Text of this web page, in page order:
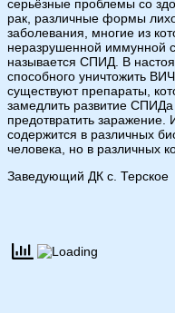
серьёзные проблемы со
рак, различные формы
заболевания, многие из
неразрушенной иммунной
называется СПИД. В
способного уничтожить
существуют препараты,
замедлить развитие
предотвратить
содержится в различных
человека, но в различных
Заведующий ДК